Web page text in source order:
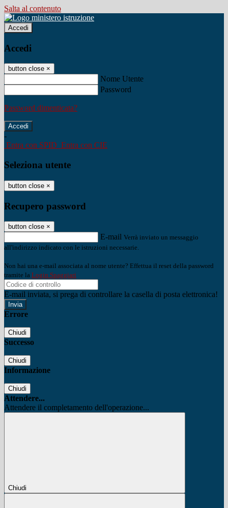
Salta al contenuto
Accedi
Accedi
button close ×
Nome Utente
Password
Password dimenticata?
-
Entra con SPID Entra con CIE
Seleziona utente
button close ×
Recupero password
button close ×
E-mail Verrà inviato un messaggio
all'indirizzo indicato con le istruzioni necessarie.
Non hai una e-mail associata al nome utente? Effettua il reset della password
tramite la Login Spaggiari
E-mail inviata, si prega di controllare la casella di posta elettronica!
Errore
Chiudi
Successo
Chiudi
Informazione
Chiudi
Attendere...
Attendere il completamento dell'operazione...
Chiudi